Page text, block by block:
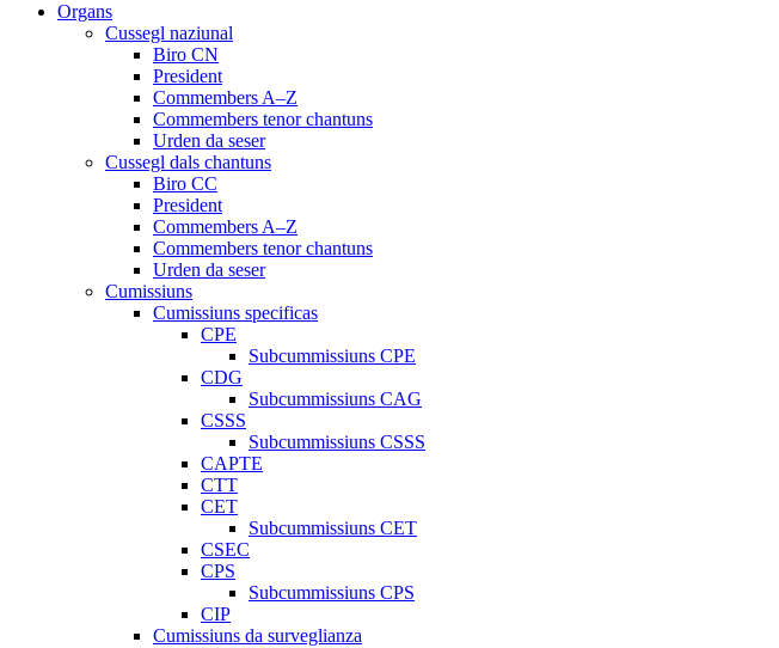
Organs
Cussegl naziunal
Biro CN
President
Commembers A–Z
Commembers tenor chantuns
Urden da seser
Cussegl dals chantuns
Biro CC
President
Commembers A–Z
Commembers tenor chantuns
Urden da seser
Cumissiuns
Cumissiuns specificas
CPE
Subcummissiuns CPE
CDG
Subcummissiuns CAG
CSSS
Subcummissiuns CSSS
CAPTE
CTT
CET
Subcummissiuns CET
CSEC
CPS
Subcummissiuns CPS
CIP
Cumissiuns da surveglianza